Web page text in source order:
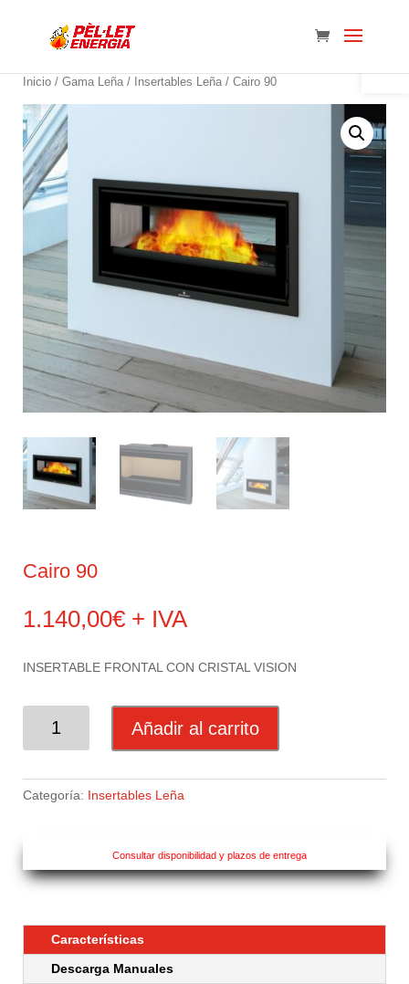
Inicio / Gama Leña / Insertables Leña / Cairo 90
Cairo 90
1.140,00€ + IVA
INSERTABLE FRONTAL CON CRISTAL VISION
Añadir al carrito
Categoría: Insertables Leña
Consultar disponibilidad y plazos de entrega
Características
Descarga Manuales